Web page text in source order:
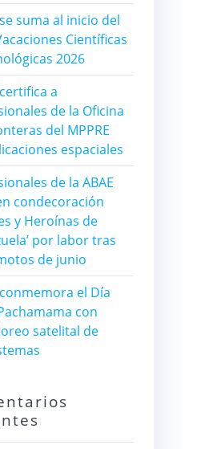
suma al inicio del
Científicas
2026
a
de la Oficina
del MPPRE
espaciales
de la ABAE
condecoración
y Heroínas de
por labor tras
de junio
el Día
con
satelital de